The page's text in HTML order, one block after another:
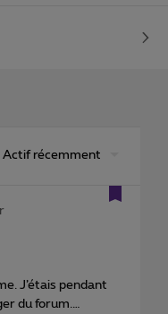
Actif récemment
J’étais pendant
du forum.